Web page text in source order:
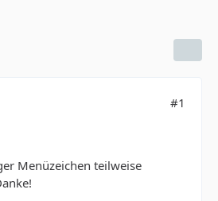
#1
Menüzeichen teilweise